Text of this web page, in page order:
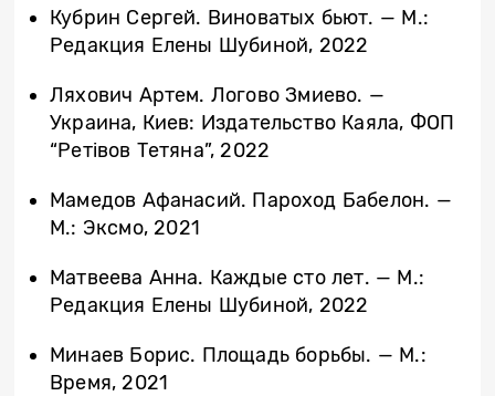
Кубрин Сергей. Виноватых бьют. — М.:
Редакция Елены Шубиной, 2022
Ляхович Артем. Логово Змиево. —
Украина, Киев: Издательство Каяла, ФОП
“Ретівов Тетяна”, 2022
Мамедов Афанасий. Пароход Бабелон. —
М.: Эксмо, 2021
Матвеева Анна. Каждые сто лет. — М.:
Редакция Елены Шубиной, 2022
Минаев Борис. Площадь борьбы. — М.:
Время, 2021